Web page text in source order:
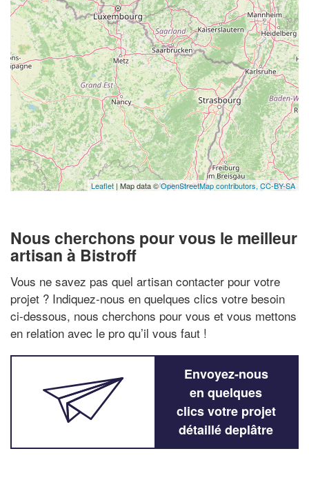
Leaflet | Map data ©OpenStreetMap contributors, CC-BY-SA
Nous cherchons pour vous le meilleur
artisan à Bistroff
Vous ne savez pas quel artisan contacter pour votre
projet ? Indiquez-nous en quelques clics votre besoin
ci-dessous, nous cherchons pour vous et vous mettons
en relation avec le pro qu’il vous faut !
Envoyez-nous
en quelques
clics votre projet
détaillé deplâtre